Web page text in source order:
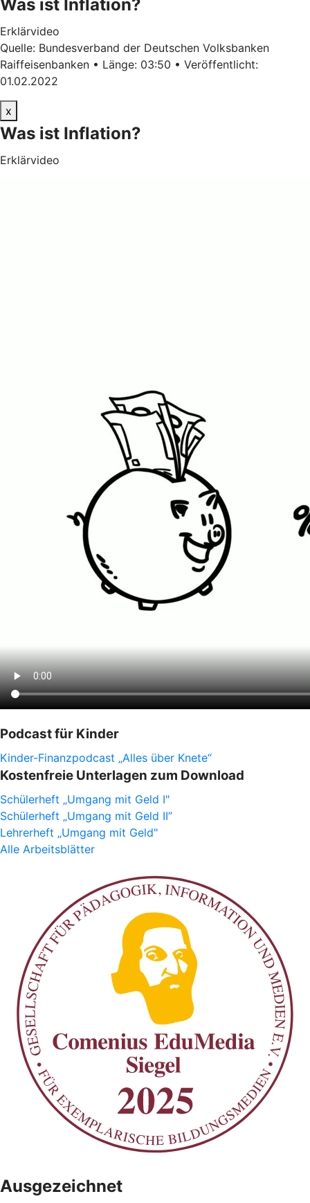
Was ist Inflation?
Erklärvideo
Quelle: Bundesverband der Deutschen Volksbanken
Raiffeisenbanken • Länge: 03:50 • Veröffentlicht:
01.02.2022
x
Was ist Inflation?
Erklärvideo
Podcast für Kinder
Kinder-Finanzpodcast „Alles über Knete“
Kostenfreie Unterlagen zum Download
Schülerheft „Umgang mit Geld I"
Schülerheft „Umgang mit Geld II”
Lehrerheft „Umgang mit Geld"
Alle Arbeitsblätter
Ausgezeichnet